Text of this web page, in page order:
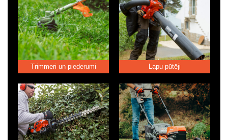
Trimmeri un piederumi Lapu pūtēji